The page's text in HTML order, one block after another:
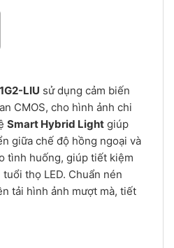
LIU sử dụng cảm biến
CMOS, cho hình ảnh chi
Smart Hybrid Light giúp
giữa chế độ hồng ngoại và
tình huống, giúp tiết kiệm
thọ LED. Chuẩn nén
tải hình ảnh mượt mà, tiết